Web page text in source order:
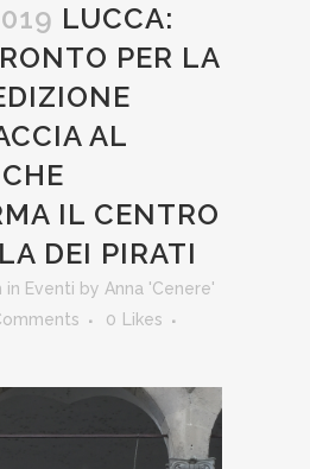
LUCCA:
PER LA
AL
IL CENTRO
DEI PIRATI
in Eventi by Anna 'Cenere'
0
Likes